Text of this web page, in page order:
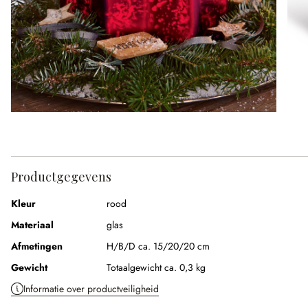
Productgegevens
Kleur
rood
Materiaal
glas
Afmetingen
H/B/D ca. 15/20/20 cm
Gewicht
Totaalgewicht ca. 0,3 kg
Informatie over productveiligheid